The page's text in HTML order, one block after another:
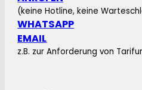
(keine Hotline, keine
WHATSAPP
EMAIL
z.B. zur Anforderung von